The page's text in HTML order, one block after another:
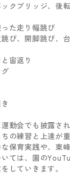
ックブリッジ、後
た走り幅跳び
跳び、開脚跳び、
宙返り
動会でも披露さ
の練習と上達が
保育実践や、東
ては、園の
していきます。